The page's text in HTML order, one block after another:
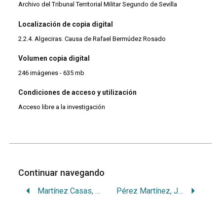
Archivo del Tribunal Territorial Militar Segundo de Sevilla
Localización de copia digital
2.2.4. Algeciras. Causa de Rafael Bermúdez Rosado
Volumen copia digital
246 imágenes - 635 mb
Condiciones de acceso y utilización
Acceso libre a la investigación
Continuar navegando
Martínez Casas, Josefa Pérez Martínez, Juan